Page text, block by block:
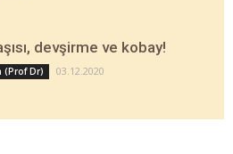
devşirme ve kobay!
(Prof Dr) 03.12.2020